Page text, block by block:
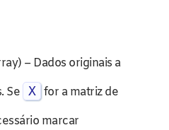
– Dados originais a
Se X for a matriz de
marcar